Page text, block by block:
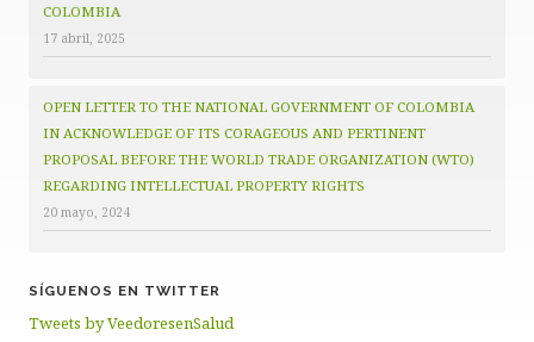
COLOMBIA
17 abril, 2025
OPEN LETTER TO THE NATIONAL GOVERNMENT OF COLOMBIA
IN ACKNOWLEDGE OF ITS CORAGEOUS AND PERTINENT
PROPOSAL BEFORE THE WORLD TRADE ORGANIZATION (WTO)
REGARDING INTELLECTUAL PROPERTY RIGHTS
20 mayo, 2024
SÍGUENOS EN TWITTER
Tweets by VeedoresenSalud